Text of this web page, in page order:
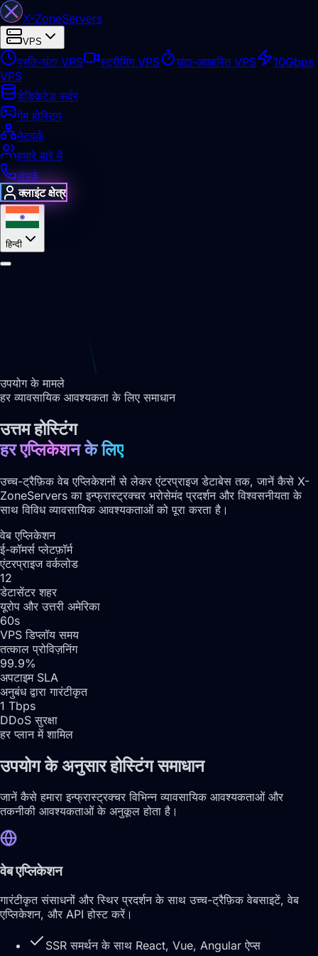
X-ZoneServers
VPS
प्रति-घंटा VPS स्ट्रीमिंग VPS घंटा-आधारित VPS
10Gbps
VPS
डेडिकेटेड सर्वर
गेम होस्टिंग
नेटवर्क
हमारे बारे में
संपर्क
क्लाइंट क्षेत्र
हिन्दी
उपयोग के मामले
हर व्यावसायिक आवश्यकता के लिए समाधान
उत्तम होस्टिंग
हर एप्लिकेशन के लिए
उच्च-ट्रैफ़िक वेब एप्लिकेशनों से लेकर एंटरप्राइज डेटाबेस तक, जानें कैसे X-
ZoneServers का इन्फ्रास्ट्रक्चर भरोसेमंद प्रदर्शन और विश्वसनीयता के
साथ विविध व्यावसायिक आवश्यकताओं को पूरा करता है।
वेब एप्लिकेशन
ई-कॉमर्स प्लेटफ़ॉर्म
एंटरप्राइज वर्कलोड
12
डेटासेंटर शहर
यूरोप और उत्तरी अमेरिका
60s
VPS डिप्लॉय समय
तत्काल प्रोविज़निंग
99.9%
अपटाइम SLA
अनुबंध द्वारा गारंटीकृत
1 Tbps
DDoS सुरक्षा
हर प्लान में शामिल
उपयोग के अनुसार होस्टिंग समाधान
जानें कैसे हमारा इन्फ्रास्ट्रक्चर विभिन्न व्यावसायिक आवश्यकताओं और
तकनीकी आवश्यकताओं के अनुकूल होता है।
वेब एप्लिकेशन
गारंटीकृत संसाधनों और स्थिर प्रदर्शन के साथ उच्च-ट्रैफ़िक वेबसाइटें, वेब
एप्लिकेशन, और API होस्ट करें।
SSR समर्थन के साथ React, Vue, Angular ऐप्स